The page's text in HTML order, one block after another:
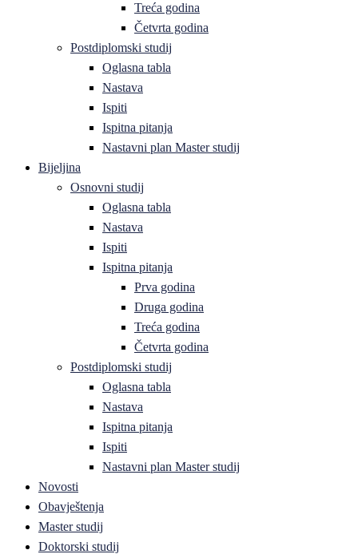
Treća godina
Četvrta godina
Postdiplomski studij
Oglasna tabla
Nastava
Ispiti
Ispitna pitanja
Nastavni plan Master studij
Bijeljina
Osnovni studij
Oglasna tabla
Nastava
Ispiti
Ispitna pitanja
Prva godina
Druga godina
Treća godina
Četvrta godina
Postdiplomski studij
Oglasna tabla
Nastava
Ispitna pitanja
Ispiti
Nastavni plan Master studij
Novosti
Obavještenja
Master studij
Doktorski studij